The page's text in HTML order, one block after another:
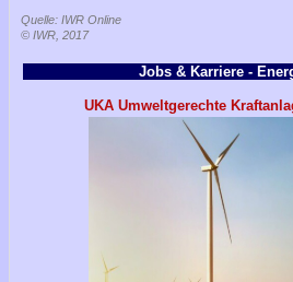
Quelle: IWR Online
© IWR, 2017
Jobs & Karriere -
UKA Umweltgerechte